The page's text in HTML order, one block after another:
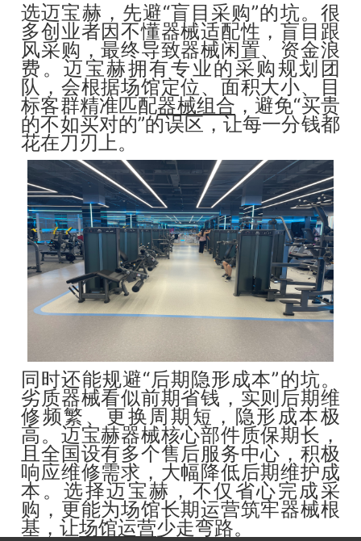
选迈宝赫，先避“盲目采购”的坑。很
多创业者因不懂器械适配性，盲目跟
风采购，最终导致器械闲置、资金浪
费。迈宝赫拥有专业的采购规划团
队，会根据场馆定位、面积大小、目
标客群精准匹配器械组合 ，避免“买贵
的不如买对的”的误区，让每一分钱都
花在刀刃上。
同时还能规避“后期隐形成本”的坑。
劣质器械看似前期省钱，实则后期维
修频繁、更换周期短，隐形成本极
高。迈宝赫器械核心部件质保期长，
且全国设有多个售后服务中心，积极
响应维修需求，大幅降低后期维护成
本。选择迈宝赫，不仅省心完成采
购，更能为场馆长期运营筑牢器械根
基，让场馆运营少走弯路。